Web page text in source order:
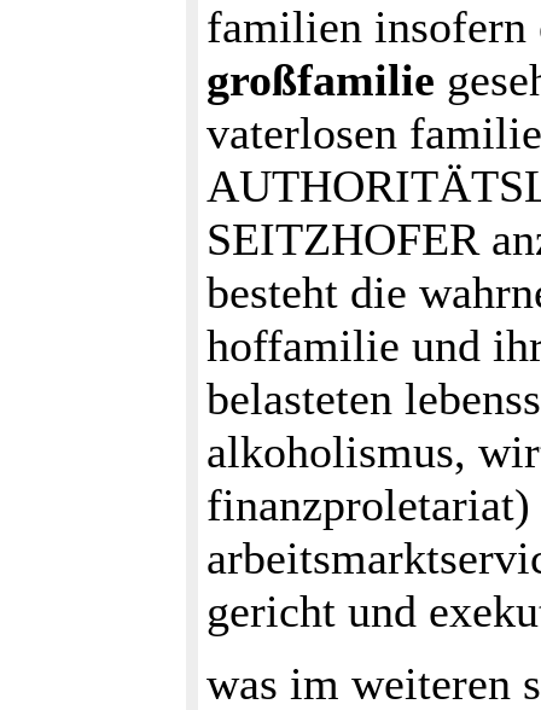
familien insofern
großfamilie
vaterlosen
SEITZHOFER
besteht die
hoffamilie und
belasteten
alkoholismus,
gericht und
was im weiteren